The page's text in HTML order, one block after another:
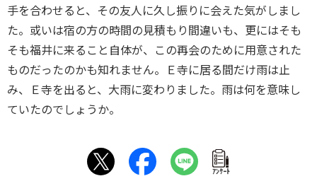
手を合わせると、その友人に久し振りに会えた気がしまし
た。或いは宿の方の時間の見積もり間違いも、更にはそも
そも福井に来ること自体が、この再会のために用意された
ものだったのかも知れません。Ｅ寺に居る間だけ雨は止
み、Ｅ寺を出ると、大雨に変わりました。雨は何を意味し
ていたのでしょうか。
ｱﾝｹｰﾄ